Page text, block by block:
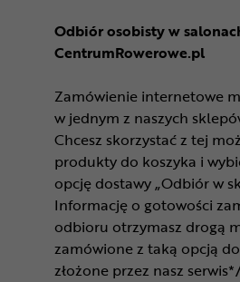
Odbiór osobisty w
CentrumRowerowe.pl
Zamówienie internetowe
w jednym z naszych
Chcesz skorzystać z tej
produkty do koszyka i
opcję dostawy „Odbiór w
Informację o gotowości
odbioru otrzymasz drogą
zamówione z taką opcją
złożone przez nasz